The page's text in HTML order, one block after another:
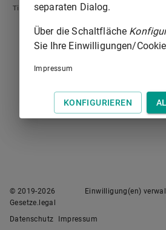
Tipp
: Swipen Sie auf dem Bildschirm links oder
© 2019-2026
Gesetze.legal
Einwilligung(en)
Datenschutz Impressum
separaten Dialog.
Über die Schaltfläche
Sie Ihre Einwilligungen/
Impressum
KONFIGURIEREN